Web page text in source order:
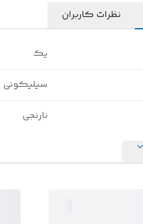
نظرات کاربران
یک
سیلیکونی
نارنجی